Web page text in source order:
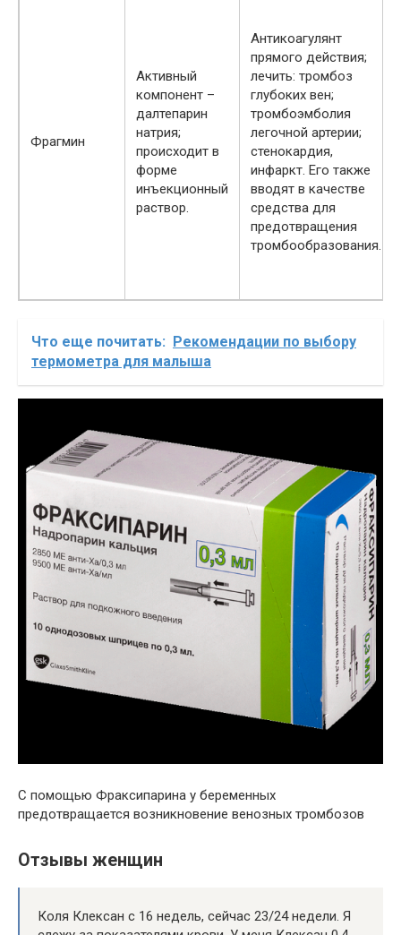
Фрагмин
Активный
компонент –
далтепарин
натрия;
происходит в
форме
инъекционный
раствор.
Антикоагулянт
прямого действия;
лечить: тромбоз
глубоких вен;
тромбоэмболия
легочной артерии;
стенокардия,
инфаркт. Его также
вводят в качестве
средства для
предотвращения
тромбообразования.
Что еще почитать:
Рекомендации по выбору
термометра для малыша
С помощью Фраксипарина у беременных
предотвращается возникновение венозных тромбозов
Отзывы женщин
Коля Клексан с 16 недель, сейчас 23/24 недели. Я